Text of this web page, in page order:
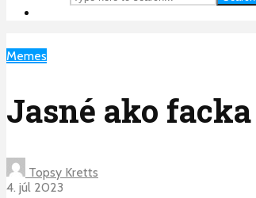
Memes
Jasné ako facka
Topsy Kretts
4. júl 2023